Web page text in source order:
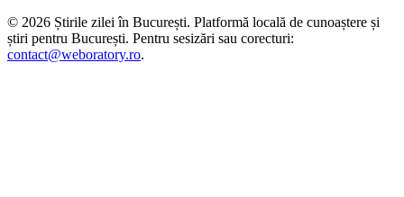
© 2026 Știrile zilei în București. Platformă locală de cunoaștere și
știri pentru București. Pentru sesizări sau corecturi:
contact@weboratory.ro.